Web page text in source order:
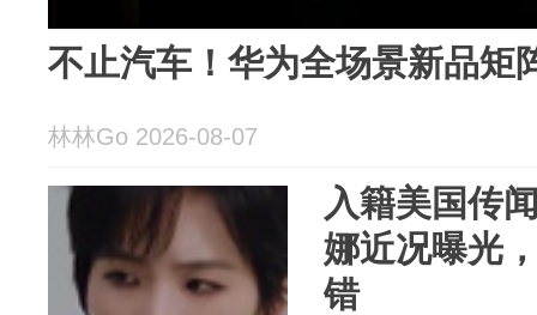
不止汽车！华为全场景新品矩
林林Go 2026-08-07
入籍美国传
娜近况曝光
错